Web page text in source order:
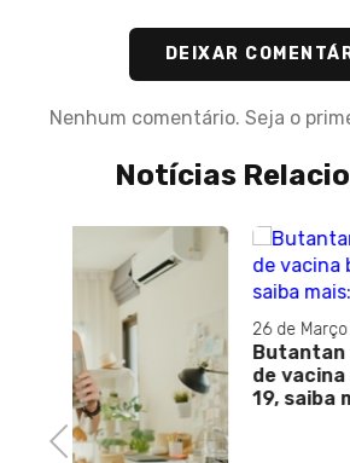
DEIXAR
Nenhum comentário. Seja o
Notícias
Previous
26 de Março de 2021
Butantan anuncia
de vacina brasileira
19, saiba mais: